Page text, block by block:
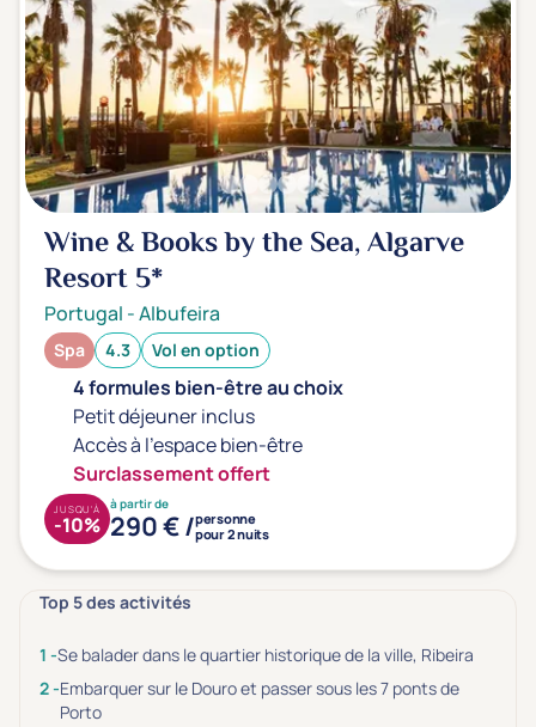
Wine & Books by the Sea, Algarve
Resort5*
Portugal -Albufeira
Spa 4.3 Vol en option
4 formules bien-être au choix
Petit déjeuner inclus
Accès à l'espace bien-être
Surclassement offert
à partir de
290 € /personne
pour 2 nuits
JUSQU'À
-10%
Top 5 des activités
Se balader dans le quartier historique de la ville, Ribeira
Embarquer sur le Douro et passer sous les 7 ponts de
Porto